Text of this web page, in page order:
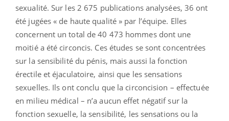
sexualité. Sur les 2 675 publications analysées, 36 ont
été jugées « de haute qualité » par l’équipe. Elles
concernent un total de 40 473 hommes dont une
moitié a été circoncis. Ces études se sont concentrées
sur la sensibilité du pénis, mais aussi la fonction
érectile et éjaculatoire, ainsi que les sensations
sexuelles. Ils ont conclu que la circoncision – effectuée
en milieu médical – n’a aucun effet négatif sur la
fonction sexuelle, la sensibilité, les sensations ou la